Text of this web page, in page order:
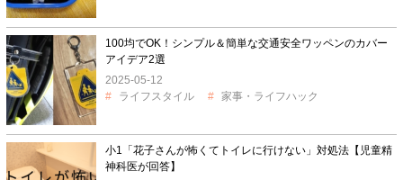
100均でOK！シンプル＆簡単な交通安全ワッペンのカバー
アイデア2選
2025-05-12
ライフスタイル
家事・ライフハック
小1「花子さんが怖くてトイレに行けない」対処法【児童精
神科医が回答】